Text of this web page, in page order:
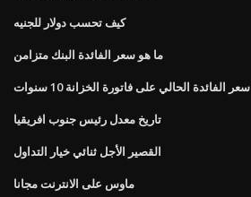
كيف تحسب دولار للجنيه
ما هو سعر الفائدة البنك متزامن
سعر الفائدة الحالي على فاتورة الخزانة 10 سنوات
تاريخ معدل رئيس جنوب افريقيا
القصير الأجل ثنائي خيار التداول
ماوس على الانترنت مجانا